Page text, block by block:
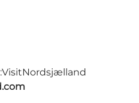
VisitNordsjælland